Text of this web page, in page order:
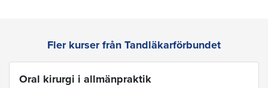
Fler kurser från Tandläkarförbundet
Oral kirurgi i allmänpraktik